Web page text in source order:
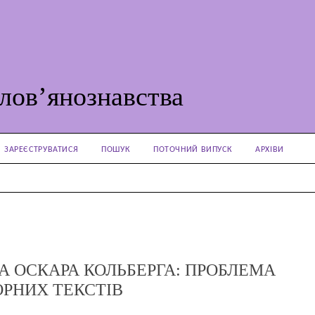
ЗАРЕЄСТРУВАТИСЯ ПОШУК ПОТОЧНИЙ ВИПУСК АРХІВИ
КОЛЬБЕРГА: ПРОБЛЕМА
ТЕКСТІВ